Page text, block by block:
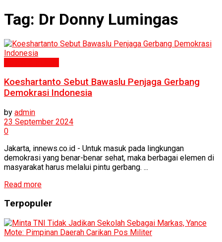
Tag: Dr Donny Lumingas
Koeshartanto Sebut Bawaslu Penjaga Gerbang
Demokrasi Indonesia
by admin
23 September 2024
0
Jakarta, innews.co.id - Untuk masuk pada lingkungan
demokrasi yang benar-benar sehat, maka berbagai elemen di
masyarakat harus melalui pintu gerbang. ...
Read more
Terpopuler